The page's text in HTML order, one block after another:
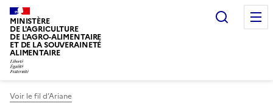
MINISTÈRE
DE L'AGRICULTURE
DE L'AGRO-ALIMENTAIRE
ET DE LA SOUVERAINETÉ
ALIMENTAIRE
Voir le fil d’Ariane